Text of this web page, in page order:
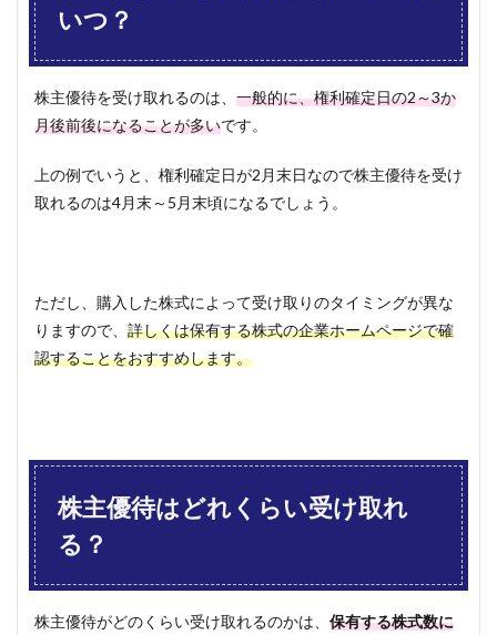
いつ？
株主優待を受け取れるのは、 一般的に、権利確定日の2～3か
月後前後になることが多いです。
上の例でいうと、権利確定日が2月末日なので株主優待を受け
取れるのは4月末～5月末頃になるでしょう。
ただし、購入した株式によって受け取りのタイミングが異な
りますので、 詳しくは保有する株式の企業ホームページで確
認することをおすすめします。
株主優待はどれくらい受け取れ
る？
株主優待がどのくらい受け取れるのかは、 保有する株式数に